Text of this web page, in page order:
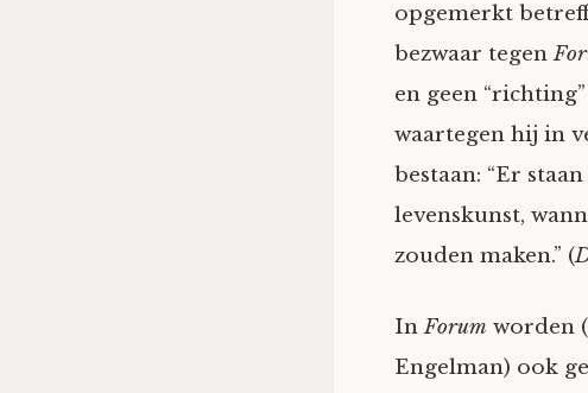
opge­merkt
bezwaar tegen
en geen
waartegen hij in
bestaan: “Er
levens­kunst,
zouden maken.” (
InForum worden
Engelman) ook